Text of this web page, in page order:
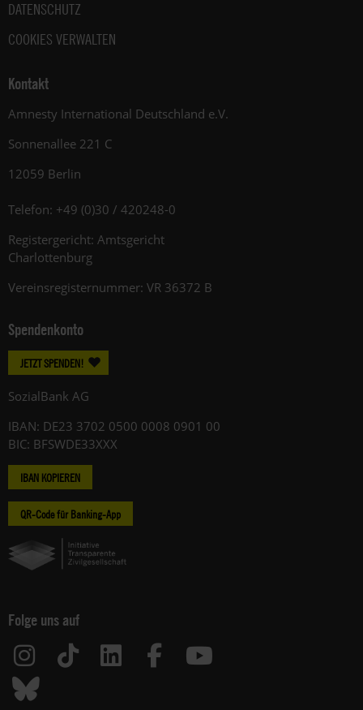
DATENSCHUTZ
COOKIES VERWALTEN
Kontakt
Amnesty International Deutschland e.V.
Sonnenallee 221 C
12059 Berlin
Telefon: +49 (0)30 / 420248-0
Registergericht: Amtsgericht
Charlottenburg
Vereinsregisternummer: VR 36372 B
Spendenkonto
JETZT SPENDEN!
SozialBank AG
IBAN: DE23 3702 0500 0008 0901 00
BIC: BFSWDE33XXX
IBAN KOPIEREN
QR-Code für Banking-App
Folge uns auf